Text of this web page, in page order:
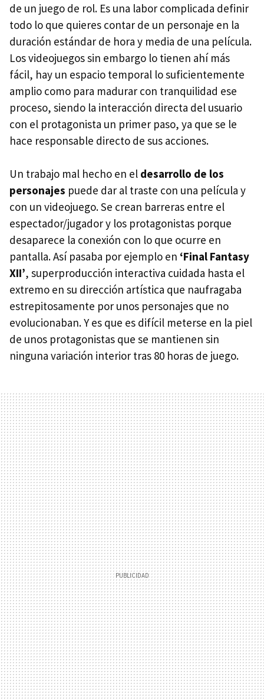
de un juego de rol. Es una labor complicada definir
todo lo que quieres contar de un personaje en la
duración estándar de hora y media de una película.
Los videojuegos sin embargo lo tienen ahí más
fácil, hay un espacio temporal lo suficientemente
amplio como para madurar con tranquilidad ese
proceso, siendo la interacción directa del usuario
con el protagonista un primer paso, ya que se le
hace responsable directo de sus acciones.
Un trabajo mal hecho en el desarrollo de los
personajes puede dar al traste con una película y
con un videojuego. Se crean barreras entre el
espectador/jugador y los protagonistas porque
desaparece la conexión con lo que ocurre en
pantalla. Así pasaba por ejemplo en ‘Final Fantasy
XII’, superproducción interactiva cuidada hasta el
extremo en su dirección artística que naufragaba
estrepitosamente por unos personajes que no
evolucionaban. Y es que es difícil meterse en la piel
de unos protagonistas que se mantienen sin
ninguna variación interior tras 80 horas de juego.